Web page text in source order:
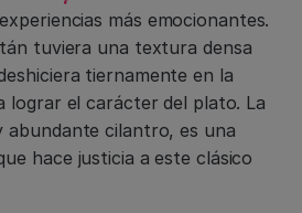
más emocionantes.
tuviera una textura densa
tiernamente en la
lograr el carácter del plato. La
abundante cilantro, es una
hace justicia a este clásico